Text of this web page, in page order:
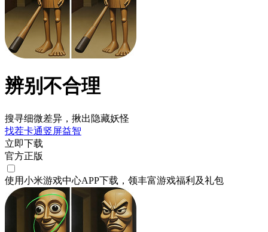
辨别不合理
搜寻细微差异，揪出隐藏妖怪
找茬卡通竖屏益智
立即下载
官方正版
使用小米游戏中心APP下载 ，领丰富游戏福利 及礼包